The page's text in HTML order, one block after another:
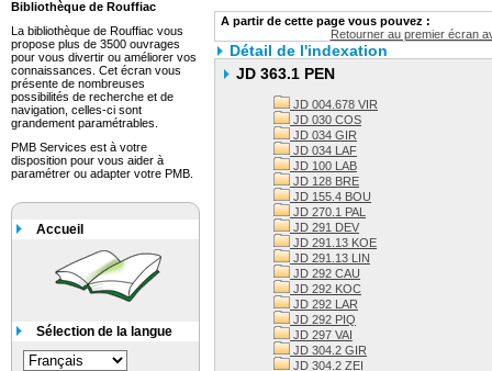
A partir de cette page vous pouvez :
Retourner au premier écran
Détail de l'indexation
JD 363.1 PEN
JD 004.678 VIR
JD 030 COS
JD 034 GIR
JD 034 LAF
JD 100 LAB
JD 128 BRE
JD 155.4 BOU
JD 270.1 PAL
JD 291 DEV
JD 291.13 KOE
JD 291.13 LIN
JD 292 CAU
JD 292 KOC
JD 292 LAR
JD 292 PIQ
JD 297 VAI
JD 304.2 GIR
JD 304.2 ZEI
Bibliothèque de Rouffiac
La bibliothèque de Rouffiac vous
propose plus de 3500 ouvrages
pour vous divertir ou améliorer vos
connaissances. Cet écran vous
présente de nombreuses
possibilités de recherche et de
navigation, celles-ci sont
grandement paramétrables.
PMB Services est à votre
disposition pour vous aider à
paramétrer ou adapter votre PMB.
Accueil
Sélection de la langue